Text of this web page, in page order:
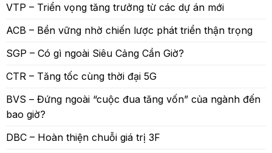
VTP – Triển vọng tăng trưởng từ các dự án mới
ACB – Bền vững nhờ chiến lược phát triển thận trọng
SGP – Có gì ngoài Siêu Cảng Cần Giờ?
CTR – Tăng tốc cùng thời đại 5G
BVS – Đứng ngoài “cuộc đua tăng vốn” của ngành đến
bao giờ?
DBC – Hoàn thiện chuỗi giá trị 3F